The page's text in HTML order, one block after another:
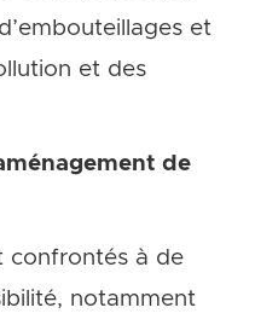
et
et des
de
confrontés à de
notamment